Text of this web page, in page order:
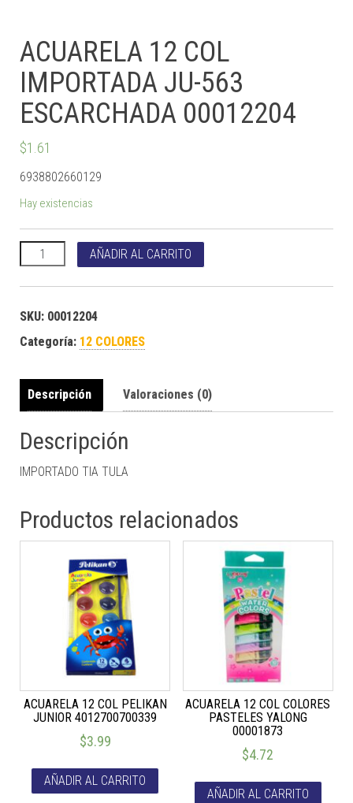
ACUARELA 12 COL
IMPORTADA JU-563
ESCARCHADA 00012204
$1.61
6938802660129
Hay existencias
ACUARELA 12 COL IMPORTADA JU-563 ESCARCHADA
AÑADIR AL CARRITO
SKU: 00012204
Categoría: 12 COLORES
Descripción Valoraciones (0)
Descripción
IMPORTADO TIA TULA
Productos relacionados
ACUARELA 12 COL PELIKAN
JUNIOR 4012700700339
$3.99
AÑADIR AL CARRITO
ACUARELA 12 COL COLORES
PASTELES YALONG
00001873
$4.72
AÑADIR AL CARRITO